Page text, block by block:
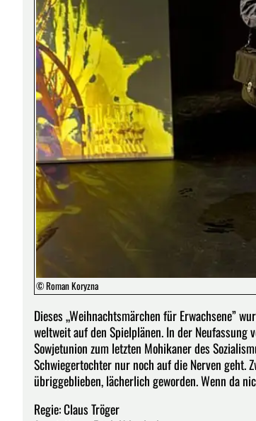
© Roman Koryzna
Dieses „Weihnachtsmärchen für Erwachsene”
weltweit auf den Spielplänen. In der
Sowjetunion zum letzten Mohikaner des
Schwiegertochter nur noch auf die Nerven geht.
übriggeblieben, lächerlich geworden. Wenn da
Regie: Claus Tröger